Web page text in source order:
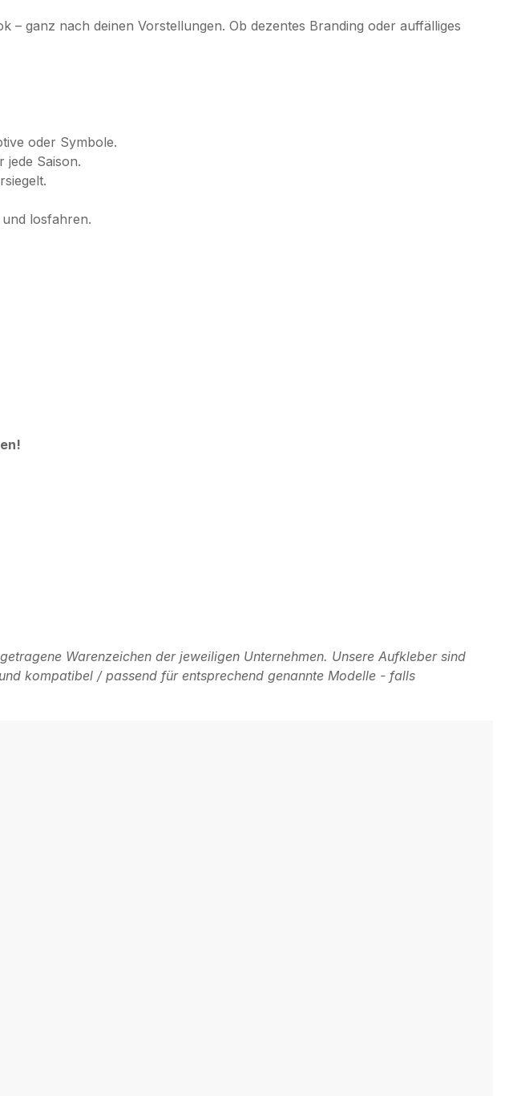
– ganz nach deinen Vorstellungen. Ob dezentes Branding oder auffälliges
oder Symbole.
jede Saison.
losfahren.
Warenzeichen der jeweiligen Unternehmen. Unsere Aufkleber sind
kompatibel / passend für entsprechend genannte Modelle - falls